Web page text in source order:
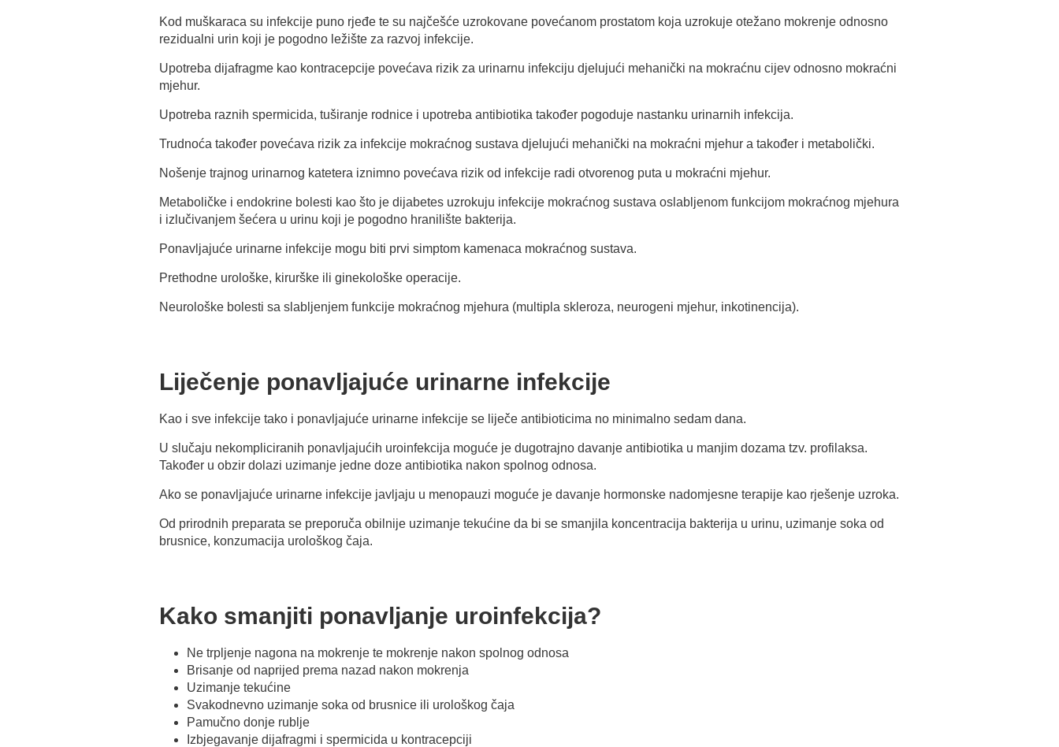
Kod muškaraca su infekcije puno rjeđe te su najčešće uzrokovane povećanom prostatom koja uzrokuje otežano mokrenje odnosno
rezidualni urin koji je pogodno ležište za razvoj infekcije.
Upotreba dijafragme kao kontracepcije povećava rizik za urinarnu infekciju djelujući mehanički na mokraćnu cijev odnosno mokraćni
mjehur.
Upotreba raznih spermicida, tuširanje rodnice i upotreba antibiotika također pogoduje nastanku urinarnih infekcija.
Trudnoća također povećava rizik za infekcije mokraćnog sustava djelujući mehanički na mokraćni mjehur a također i metabolički.
Nošenje trajnog urinarnog katetera iznimno povećava rizik od infekcije radi otvorenog puta u mokraćni mjehur.
Metaboličke i endokrine bolesti kao što je dijabetes uzrokuju infekcije mokraćnog sustava oslabljenom funkcijom mokraćnog mjehura
i izlučivanjem šećera u urinu koji je pogodno hranilište bakterija.
Ponavljajuće urinarne infekcije mogu biti prvi simptom kamenaca mokraćnog sustava.
Prethodne urološke, kirurške ili ginekološke operacije.
Neurološke bolesti sa slabljenjem funkcije mokraćnog mjehura (multipla skleroza, neurogeni mjehur, inkotinencija).
Liječenje ponavljajuće urinarne infekcije
Kao i sve infekcije tako i ponavljajuće urinarne infekcije se liječe antibioticima no minimalno sedam dana.
U slučaju nekompliciranih ponavljajućih uroinfekcija moguće je dugotrajno davanje antibiotika u manjim dozama tzv. profilaksa.
Također u obzir dolazi uzimanje jedne doze antibiotika nakon spolnog odnosa.
Ako se ponavljajuće urinarne infekcije javljaju u menopauzi moguće je davanje hormonske nadomjesne terapije kao rješenje uzroka.
Od prirodnih preparata se preporuča obilnije uzimanje tekućine da bi se smanjila koncentracija bakterija u urinu, uzimanje soka od
brusnice, konzumacija urološkog čaja.
Kako smanjiti ponavljanje uroinfekcija?
Ne trpljenje nagona na mokrenje te mokrenje nakon spolnog odnosa
Brisanje od naprijed prema nazad nakon mokrenja
Uzimanje tekućine
Svakodnevno uzimanje soka od brusnice ili urološkog čaja
Pamučno donje rublje
Izbjegavanje dijafragmi i spermicida u kontracepciji